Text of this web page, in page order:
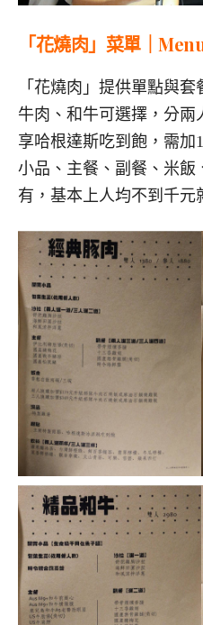
「花燒肉」菜單｜
「花燒肉」提供單點與
牛肉、和牛可選擇，分兩
享哈根達斯吃到飽，需加
小品、主餐、副餐、米飯
有，基本上人均不到千元